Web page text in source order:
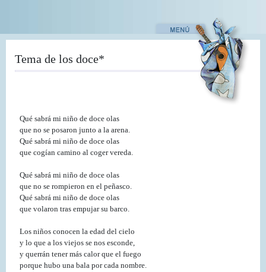
contenido
Tema de los doce*
Qué sabrá mi niño de doce olas
que no se posaron junto a la arena.
Qué sabrá mi niño de doce olas
que cogían camino al coger vereda.
Qué sabrá mi niño de doce olas
que no se rompieron en el peñasco.
Qué sabrá mi niño de doce olas
que volaron tras empujar su barco.
Los niños conocen la edad del cielo
y lo que a los viejos se nos esconde,
y querrán tener más calor que el fuego
porque hubo una bala por cada nombre.